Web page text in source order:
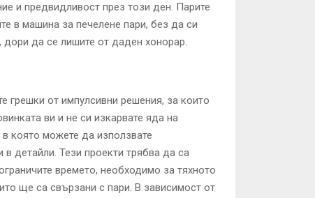
и предвидливост през този ден. Парите
в машина за печелене пари, без да си
дори да се лишите от даден хонорар.
грешки от импулсивни решения, за които
ви и не си изкарвате яда на
която можете да използвате
в детайли. Тези проекти трябва да са
времето, необходимо за тяхното
ще са свързани с пари. В зависимост от